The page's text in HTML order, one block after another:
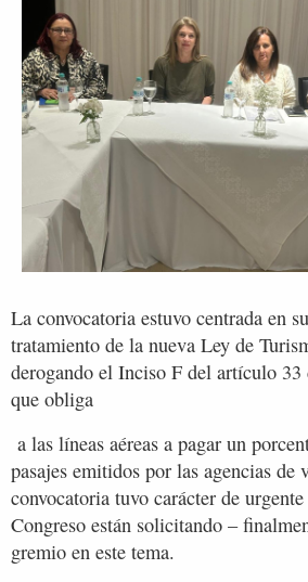
La convocatoria estuvo centrada en
tratamiento de la nueva Ley de
derogando el Inciso F del artículo
que obliga
a las líneas aéreas a pagar un
pasajes emitidos por las agencias de
convocatoria tuvo carácter de
Congreso están solicitando –
gremio en este tema.